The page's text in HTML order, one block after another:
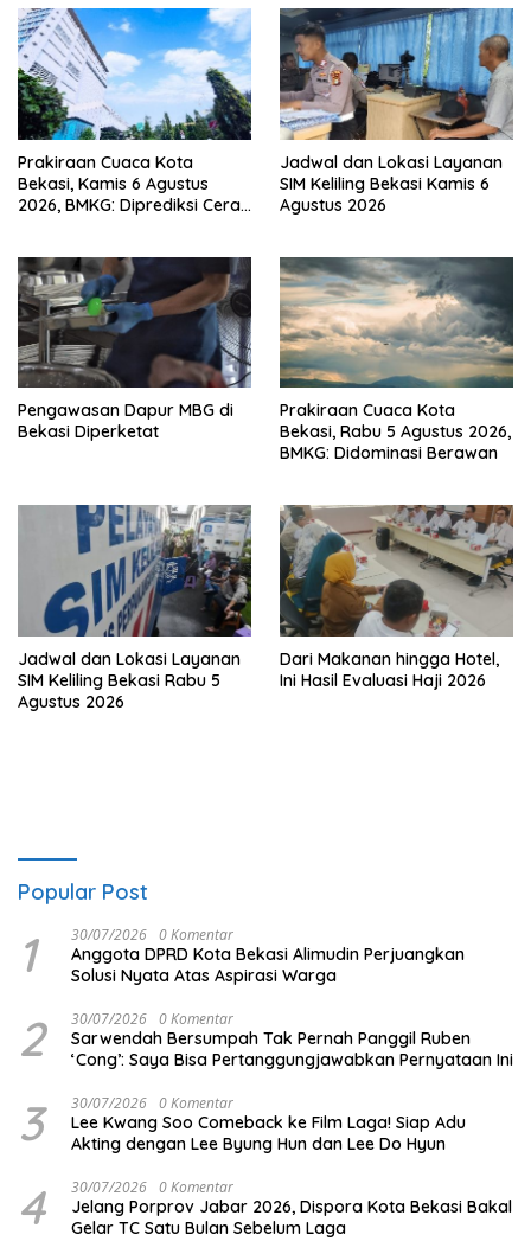
Prakiraan Cuaca Kota
Bekasi, Kamis 6 Agustus
2026, BMKG: Diprediksi Cerah
Jadwal dan Lokasi Layanan
SIM Keliling Bekasi Kamis 6
Agustus 2026
Pengawasan Dapur MBG di
Bekasi Diperketat
Prakiraan Cuaca Kota
Bekasi, Rabu 5 Agustus 2026,
BMKG: Didominasi Berawan
Jadwal dan Lokasi Layanan
SIM Keliling Bekasi Rabu 5
Agustus 2026
Dari Makanan hingga Hotel,
Ini Hasil Evaluasi Haji 2026
Popular Post
1 30/07/2026 0 Komentar
Anggota DPRD Kota Bekasi Alimudin Perjuangkan
Solusi Nyata Atas Aspirasi Warga
2 30/07/2026 0 Komentar
Sarwendah Bersumpah Tak Pernah Panggil Ruben
‘Cong’: Saya Bisa Pertanggungjawabkan Pernyataan Ini
3 30/07/2026 0 Komentar
Lee Kwang Soo Comeback ke Film Laga! Siap Adu
Akting dengan Lee Byung Hun dan Lee Do Hyun
4 30/07/2026 0 Komentar
Jelang Porprov Jabar 2026, Dispora Kota Bekasi Bakal
Gelar TC Satu Bulan Sebelum Laga